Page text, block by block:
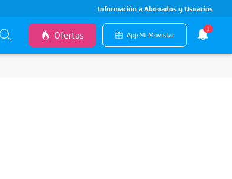
Información a Abonados y Usuarios
Ofertas App Mi Movistar
1